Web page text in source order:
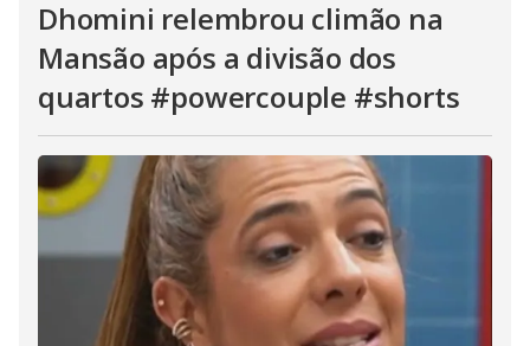
Dhomini relembrou climão na
Mansão após a divisão dos
quartos #powercouple #shorts